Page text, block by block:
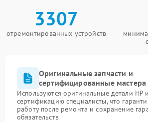
3307
отремонтированных устройств
Оригинальные запчасти и
сертифицированные мастера
Используются оригинальные детали
сертификацию специалисты, что
работу после ремонта и сохранение
обязательств